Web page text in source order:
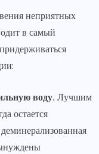
неприятных
в самый
воду. Лучшим
остается